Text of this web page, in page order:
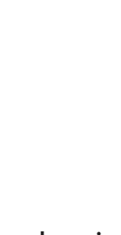
base de 184